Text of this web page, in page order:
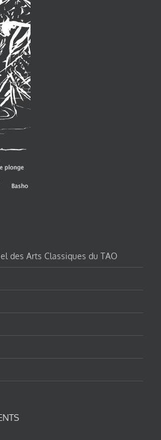
des Arts Classiques du TAO